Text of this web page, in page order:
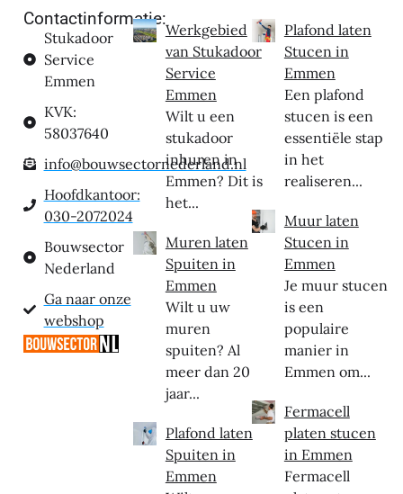
Contactinformatie:
Stukadoor
Service
Emmen
KVK:
58037640
info@bouwsectornederland.nl
Hoofdkantoor:
030-2072024
Bouwsector
Nederland
Ga naar onze
webshop
Werkgebied
van Stukadoor
Service
Emmen
Wilt u een
stukadoor
inhuren in
Emmen? Dit is
het...
Muren laten
Spuiten in
Emmen
Wilt u uw
muren
spuiten? Al
meer dan 20
jaar...
Plafond laten
Spuiten in
Emmen
Plafond laten
Stucen in
Emmen
Een plafond
stucen is een
essentiële stap
in het
realiseren...
Muur laten
Stucen in
Emmen
Je muur stucen
is een
populaire
manier in
Emmen om...
Fermacell
platen stucen
in Emmen
Fermacell